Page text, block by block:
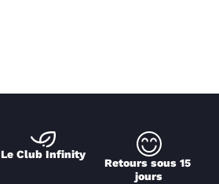
Le Club Infinity
Retours sous 15
jours